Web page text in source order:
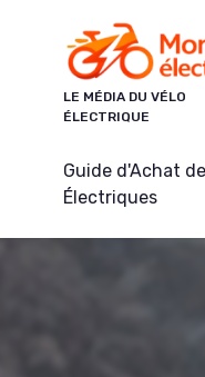
LE MÉDIA DU VÉLO
ÉLECTRIQUE
Guide d'Achat
Électriques